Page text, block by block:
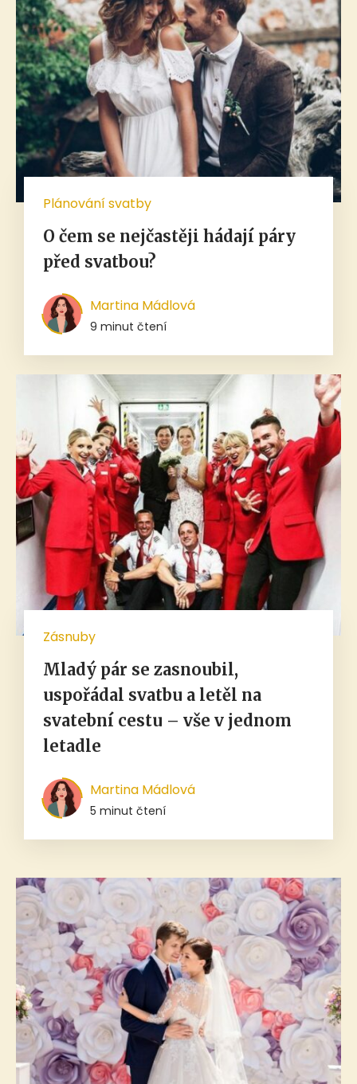
Plánování svatby
O čem se nejčastěji hádají páry
před svatbou?
Martina Mádlová
9 minut čtení
Zásnuby
Mladý pár se zasnoubil,
uspořádal svatbu a letěl na
svatební cestu – vše v jednom
letadle
Martina Mádlová
5 minut čtení